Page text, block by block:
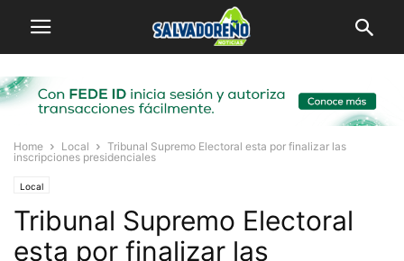
Home Local
Tribunal Supremo Electoral esta por finalizar las
inscripciones presidenciales
Local
Tribunal Supremo Electoral
esta por finalizar las